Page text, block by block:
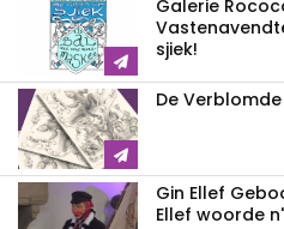
Galerie
sjiek!
De
Gin Ellef
Ellef woorde